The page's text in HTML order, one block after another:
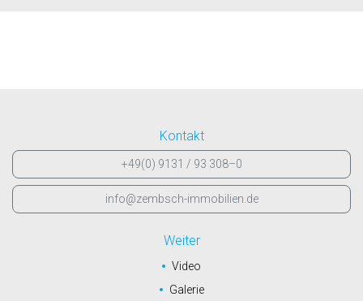
Kontakt
+49(0) 9131 / 93 308–0
info@zembsch-immobilien.de
Weiter
Video
Galerie